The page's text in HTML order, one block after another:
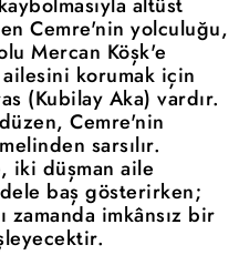
Cemre'nin yolculuğu,
Mercan Köşk'e
korumak için
(Kubilay Aka) vardır.
Cemre'nin
sarsılır.
iki düşman aile
baş gösterirken;
zamanda imkânsız bir